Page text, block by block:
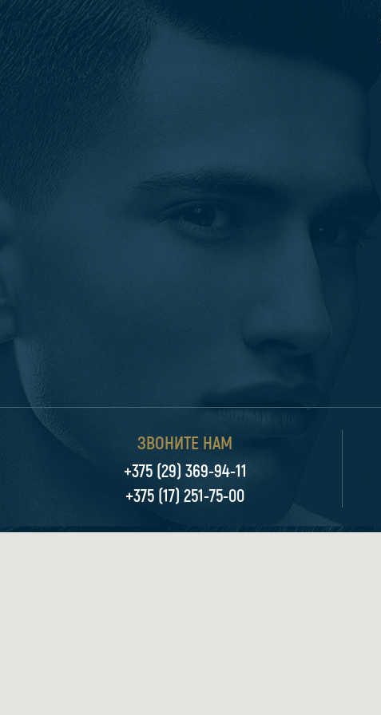
ЗВОНИТЕ НАМ
+375 (29) 369-94-11
+375 (17) 251-75-00